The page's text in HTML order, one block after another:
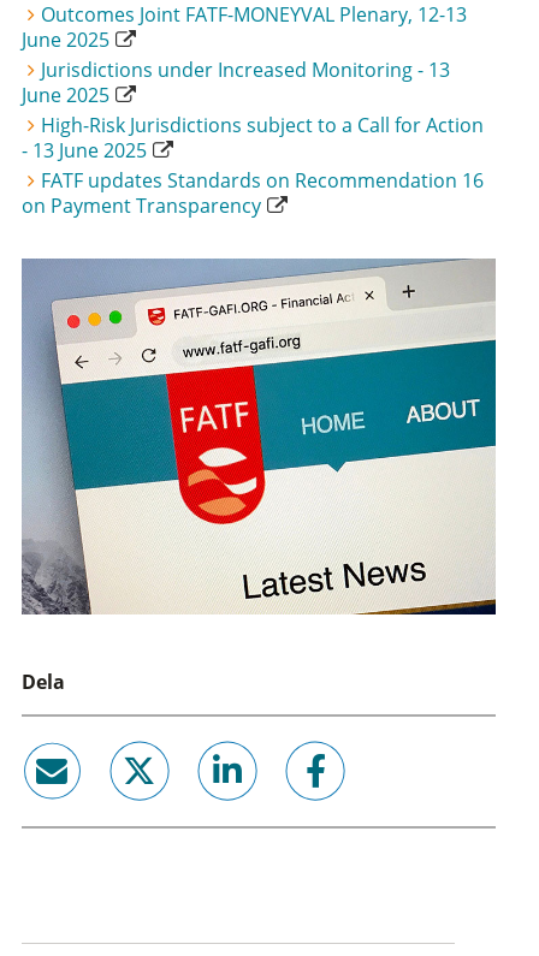
Outcomes Joint FATF-MONEYVAL Plenary, 12-13
June 2025
Jurisdictions under Increased Monitoring - 13
June 2025
High-Risk Jurisdictions subject to a Call for Action
- 13 June 2025
FATF updates Standards on Recommendation 16
on Payment Transparency
Dela